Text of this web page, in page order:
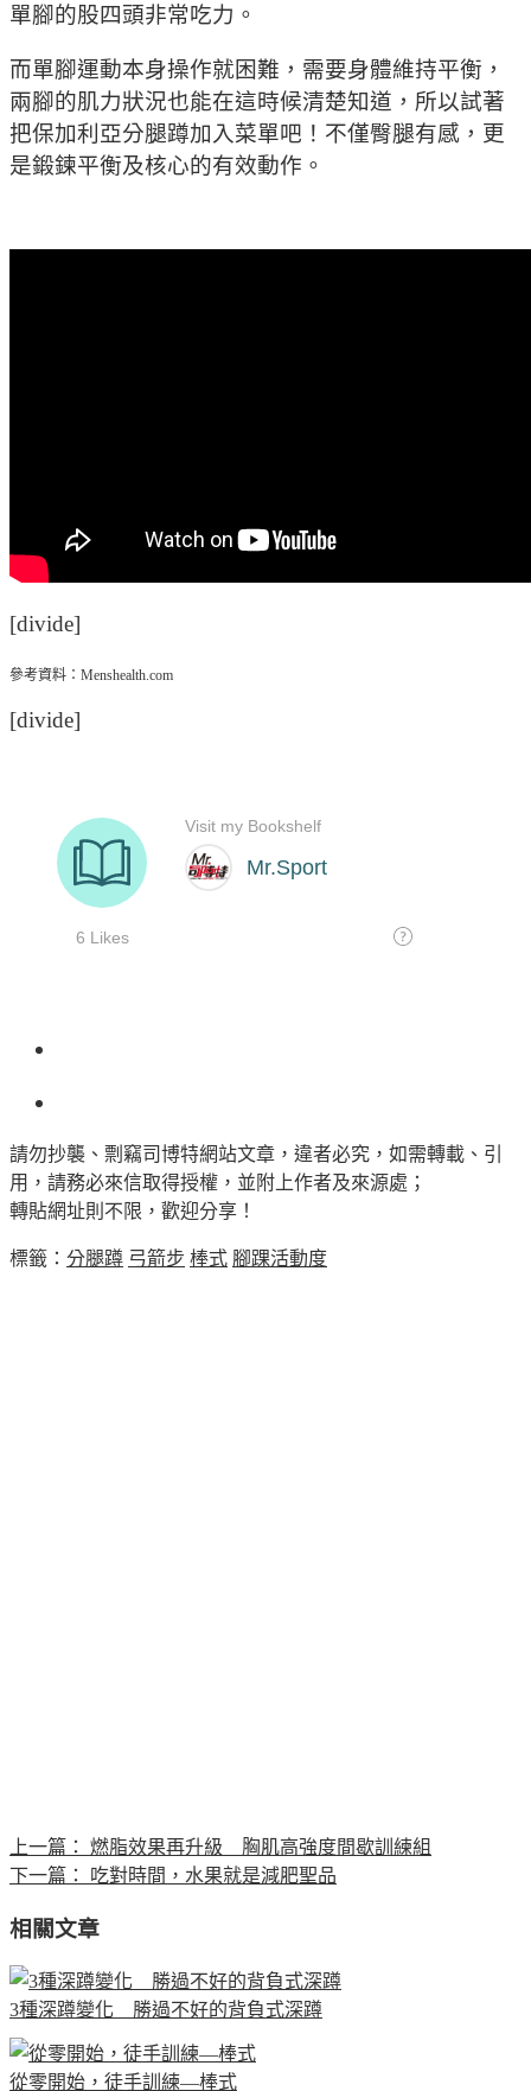
單腳的股四頭非常吃力。
而單腳運動本身操作就困難，需要身體維持平衡，
兩腳的肌力狀況也能在這時候清楚知道，所以試著
把保加利亞分腿蹲加入菜單吧！不僅臀腿有感，更
是鍛鍊平衡及核心的有效動作。
[divide]
參考資料：Menshealth.com
[divide]
請勿抄襲、剽竊司博特網站文章，違者必究，如需轉載、引
用，請務必來信取得授權，並附上作者及來源處；
轉貼網址則不限，歡迎分享！
標籤： 分腿蹲 弓箭步 棒式 腳踝活動度
上一篇：
燃脂效果再升級 胸肌高強度間歇訓練組
下一篇：
吃對時間，水果就是減肥聖品
相關文章
3種深蹲變化 勝過不好的背負式深蹲
從零開始，徒手訓練—棒式